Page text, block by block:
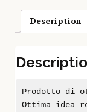
Description
Prodotto di
Ottima idea